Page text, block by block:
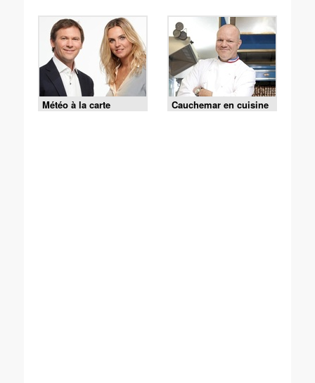
Météo à la carte Cauchemar en cuisine